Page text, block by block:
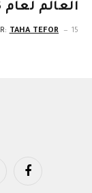
العالم لعام 2025
TAHA TEFOR 15 سبتمبر، 2025